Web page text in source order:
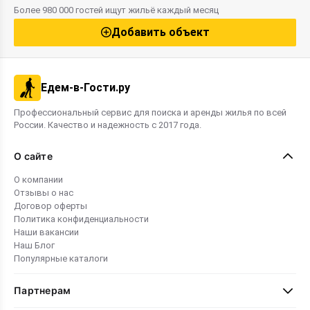
бассейн, кафе и баня. Для разных
бюджетов предлагаются как бюджетные
варианты, так и элитные номера. Этот
рейтинг поможет вам выбрать
оптимальное жильё для комфортного
семейного отдыха в 2026 году.
Более 980 000 гостей ищут жильё каждый месяц
Добавить объект
Едем-в-Гости.ру
Профессиональный сервис для поиска и аренды жилья по всей
России. Качество и надежность с 2017 года.
О сайте
О компании
Отзывы о нас
Договор оферты
Политика конфиденциальности
Наши вакансии
Наш Блог
Популярные каталоги
Партнерам